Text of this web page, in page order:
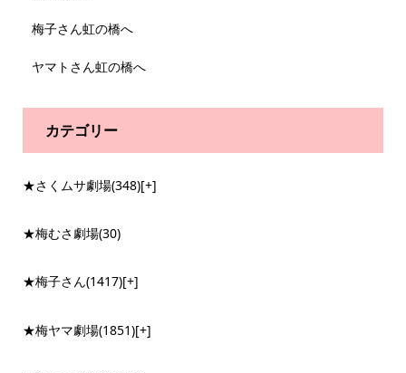
梅子さん虹の橋へ
ヤマトさん虹の橋へ
カテゴリー
★さくムサ劇場(348)[+]
★梅むさ劇場(30)
★梅子さん(1417)[+]
★梅ヤマ劇場(1851)[+]